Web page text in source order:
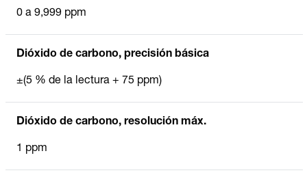
0 a 9,999 ppm
Dióxido de carbono, precisión básica
±(5 % de la lectura + 75 ppm)
Dióxido de carbono, resolución máx.
1 ppm